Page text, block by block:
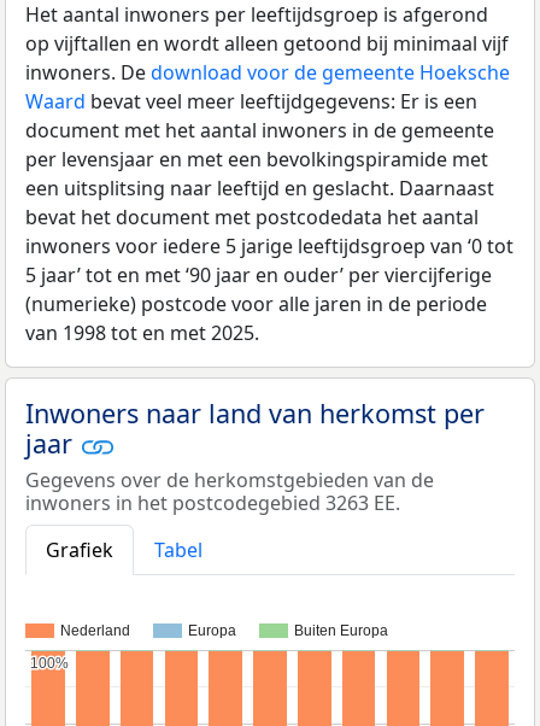
Het aantal inwoners per leeftijdsgroep is afgerond
op vijftallen en wordt alleen getoond bij minimaal vijf
inwoners. Dedownload voor de gemeente Hoeksche
Waard bevat veel meer leeftijdgegevens: Er is een
document met het aantal inwoners in de gemeente
per levensjaar en met een bevolkingspiramide met
een uitsplitsing naar leeftijd en geslacht. Daarnaast
bevat het document met postcodedata het aantal
inwoners voor iedere 5 jarige leeftijdsgroep van ‘0 tot
5 jaar’ tot en met ‘90 jaar en ouder’ per viercijferige
(numerieke) postcode voor alle jaren in de periode
van 1998 tot en met 2025.
Inwoners naar land van herkomst per
jaar
Gegevens over de herkomstgebieden van de
inwoners in het postcodegebied 3263 EE.
Grafiek
Tabel
Nederland Europa Buiten Europa
100%
100%